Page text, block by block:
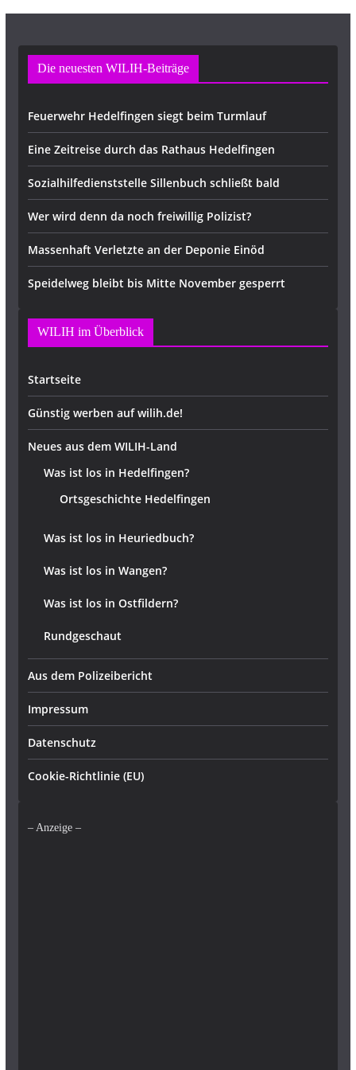
Die neuesten WILIH-Beiträge
Feuerwehr Hedelfingen siegt beim Turmlauf
Eine Zeitreise durch das Rathaus Hedelfingen
Sozialhilfedienststelle Sillenbuch schließt bald
Wer wird denn da noch freiwillig Polizist?
Massenhaft Verletzte an der Deponie Einöd
Speidelweg bleibt bis Mitte November gesperrt
WILIH im Überblick
Startseite
Günstig werben auf wilih.de!
Neues aus dem WILIH-Land
Was ist los in Hedelfingen?
Ortsgeschichte Hedelfingen
Was ist los in Heuriedbuch?
Was ist los in Wangen?
Was ist los in Ostfildern?
Rundgeschaut
Aus dem Polizeibericht
Impressum
Datenschutz
Cookie-Richtlinie (EU)
– Anzeige –